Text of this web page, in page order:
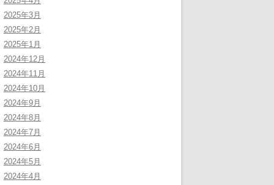
2025年3月
2025年2月
2025年1月
2024年12月
2024年11月
2024年10月
2024年9月
2024年8月
2024年7月
2024年6月
2024年5月
2024年4月